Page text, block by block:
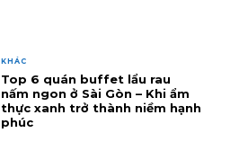
KHÁC
Top 6 quán buffet lẩu rau
nấm ngon ở Sài Gòn – Khi ẩm
thực xanh trở thành niềm hạnh
phúc